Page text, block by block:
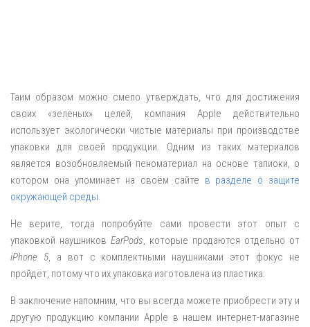
Таим образом можно смело утверждать, что для достижения
своих «зелёных» целей, компания Apple действительно
использует экологически чистые материалы при производстве
упаковки для своей продукции. Одним из таких материалов
является возобновляемый пеноматериал на основе тапиоки, о
котором она упоминает на своём сайте в разделе о защите
окружающей среды.
Не верите, тогда попробуйте сами провести этот опыт с
упаковкой наушников EarPods, которые продаются отдельно от
iPhone 5, а вот с комплектными наушниками этот фокус не
пройдёт, потому что их упаковка изготовлена из пластика.
В заключение напомним, что вы всегда можете приобрести эту и
другую продукцию компании Apple в нашем интернет-магазине